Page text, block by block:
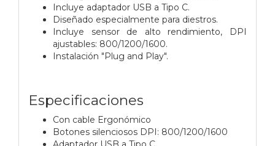
Incluye adaptador USB a Tipo C.
Diseñado especialmente para diestros.
Incluye sensor de alto rendimiento, DPI
ajustables: 800/1200/1600.
Instalación "Plug and Play".
Especificaciones
Con cable Ergonómico
Botones silenciosos DPI: 800/1200/1600